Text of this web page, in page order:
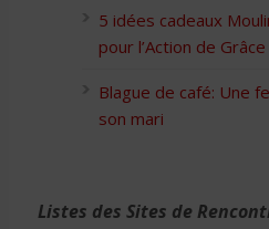
5 idées cadeaux
pour l’Action de Grâce
Blague de café: Une
son mari
Listes des Sites de